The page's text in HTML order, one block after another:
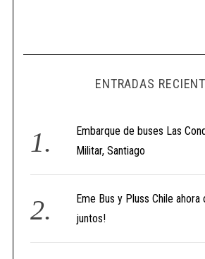
ENTRADAS
Embarque de buses Las
Militar, Santiago
Eme Bus y Pluss Chile
juntos!